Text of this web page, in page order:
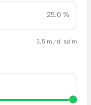
25.0 %
3.5 mlrd. soʻm